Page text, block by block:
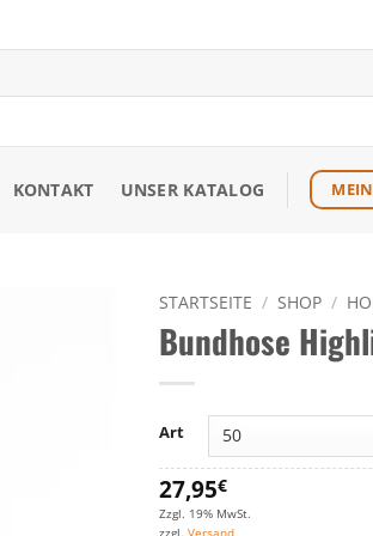
KONTAKT UNSER KATALOG
STARTSEITE / SHOP /
Bundhose
Art
27,95€
Zzgl. 19% MwSt.